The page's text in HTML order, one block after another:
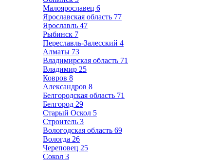
Малоярославец 6
Ярославская область 77
Ярославль 47
Рыбинск 7
Переславль-Залесский 4
Алматы 73
Владимирская область 71
Владимир 25
Ковров 8
Александров 8
Белгородская область 71
Белгород 29
Старый Оскол 5
Строитель 3
Вологодская область 69
Вологда 26
Череповец 25
Сокол 3